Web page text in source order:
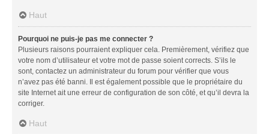
Haut
Pourquoi ne puis-je pas me connecter ?
Plusieurs raisons pourraient expliquer cela. Premièrement, vérifiez que
votre nom d’utilisateur et votre mot de passe soient corrects. S’ils le
sont, contactez un administrateur du forum pour vérifier que vous
n’avez pas été banni. Il est également possible que le propriétaire du
site Internet ait une erreur de configuration de son côté, et qu’il devra la
corriger.
Haut